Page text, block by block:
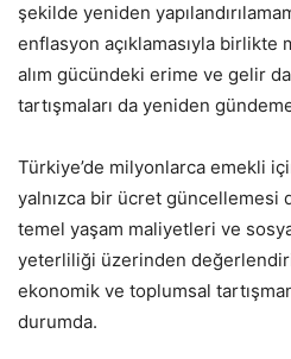
şekilde yeniden
enflasyon açıklamasıyla birlikte
alım gücündeki erime ve gelir
tartışmaları da yeniden
Türkiye’de milyonlarca emekli
yalnızca bir ücret güncellemesi
temel yaşam maliyetleri ve
yeterliliği üzerinden
ekonomik ve toplumsal
durumda.